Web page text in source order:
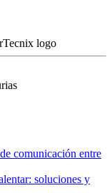
comunicación entre
soluciones y